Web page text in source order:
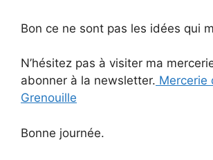
Bon ce ne sont pas les idées qui
N’hésitez pas à visiter ma
abonner à la newsletter. Mercerie
Grenouille
Bonne journée.